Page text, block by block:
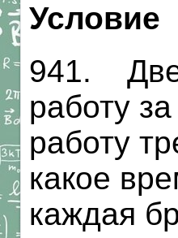
Условие
941. Две
работу
работу
какое
каждая